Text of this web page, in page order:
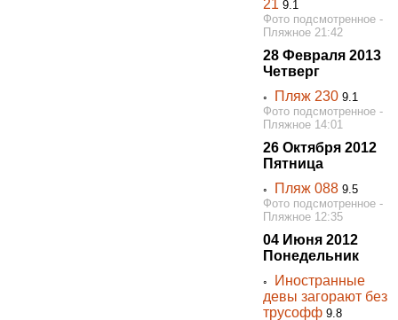
21 9.1
Фото подсмотренное -
Пляжное 21:42
28 Февраля 2013
Четверг
◦ Пляж 230 9.1
Фото подсмотренное -
Пляжное 14:01
26 Октября 2012
Пятница
◦ Пляж 088 9.5
Фото подсмотренное -
Пляжное 12:35
04 Июня 2012
Понедельник
◦
Иностранные
девы загорают без
трусофф 9.8